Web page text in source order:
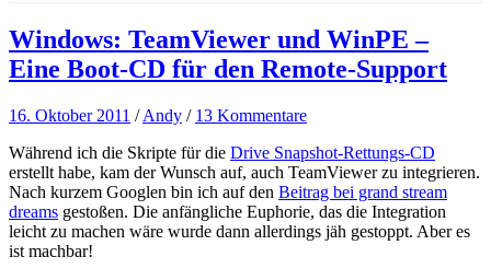
Windows: TeamViewer und WinPE –
Eine Boot-CD für den Remote-Support
16. Oktober 2011 /Andy / 13 Kommentare
Während ich die Skripte für die Drive Snapshot-Rettungs-CD
erstellt habe, kam der Wunsch auf, auch TeamViewer zu integrieren.
Nach kurzem Googlen bin ich auf den Beitrag bei grand stream
dreams gestoßen. Die anfängliche Euphorie, das die Integration
leicht zu machen wäre wurde dann allerdings jäh gestoppt. Aber es
ist machbar!